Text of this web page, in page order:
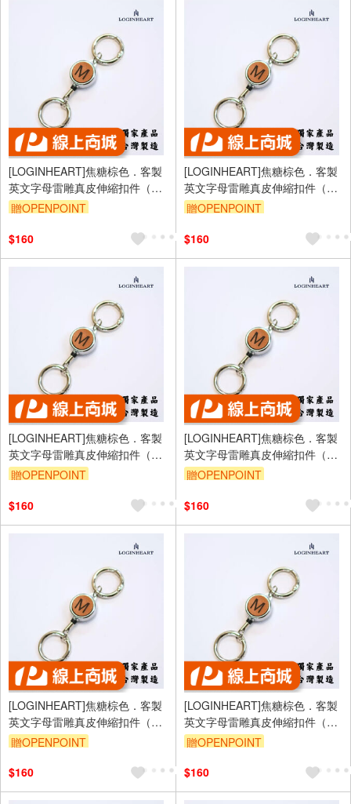
[LOGINHEART]焦糖棕色．客製
英文字母雷雕真皮伸縮扣件（A-
Z擇一）台灣製/雷射雕刻/證件伸
贈OPENPOINT
$160
[LOGINHEART]焦糖棕色．客製
英文字母雷雕真皮伸縮扣件（A-
Z擇一）台灣製/雷射雕刻/證件伸
贈OPENPOINT
$160
[LOGINHEART]焦糖棕色．客製
英文字母雷雕真皮伸縮扣件（A-
Z擇一）台灣製/雷射雕刻/證件伸
贈OPENPOINT
$160
[LOGINHEART]焦糖棕色．客製
英文字母雷雕真皮伸縮扣件（A-
Z擇一）台灣製/雷射雕刻/證件伸
贈OPENPOINT
$160
[LOGINHEART]焦糖棕色．客製
英文字母雷雕真皮伸縮扣件（A-
Z擇一）台灣製/雷射雕刻/證件伸
贈OPENPOINT
$160
[LOGINHEART]焦糖棕色．客製
英文字母雷雕真皮伸縮扣件（A-
Z擇一）台灣製/雷射雕刻/證件伸
贈OPENPOINT
$160